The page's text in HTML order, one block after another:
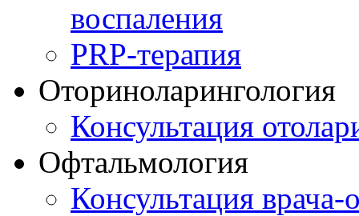
воспаления
PRP-терапия
Оториноларингология
Консультация
Офтальмология
Консультация врача-